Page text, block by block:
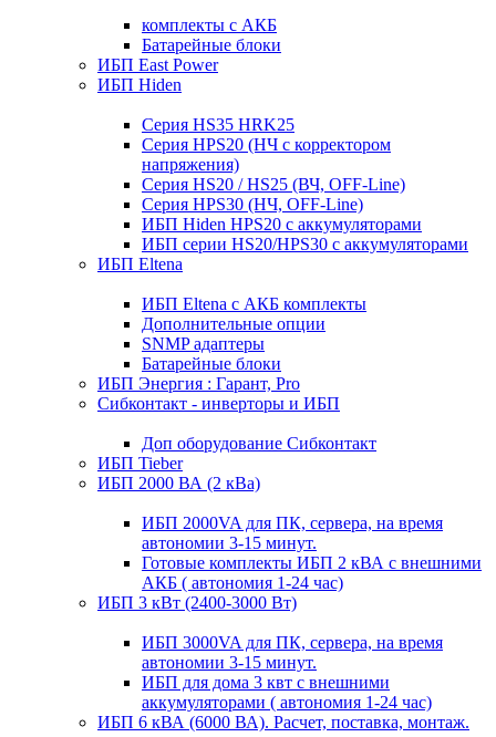
комплекты с АКБ
Батарейные блоки
ИБП East Power
ИБП Hiden
Серия HS35 HRK25
Серия HPS20 (НЧ с корректором
напряжения)
Серия HS20 / HS25 (ВЧ, OFF-Line)
Серия HPS30 (НЧ, OFF-Line)
ИБП Hiden HPS20 с аккумуляторами
ИБП серии HS20/HPS30 с аккумуляторами
ИБП Eltena
ИБП Eltena с АКБ комплекты
Дополнительные опции
SNMP адаптеры
Батарейные блоки
ИБП Энергия : Гарант, Pro
Сибконтакт - инверторы и ИБП
Доп оборудование Сибконтакт
ИБП Tieber
ИБП 2000 ВА (2 кВа)
ИБП 2000VA для ПК, сервера, на время
автономии 3-15 минут.
Готовые комплекты ИБП 2 кВА с внешними
АКБ ( автономия 1-24 час)
ИБП 3 кВт (2400-3000 Вт)
ИБП 3000VA для ПК, сервера, на время
автономии 3-15 минут.
ИБП для дома 3 квт с внешними
аккумуляторами ( автономия 1-24 час)
ИБП 6 кВА (6000 ВА). Расчет, поставка, монтаж.